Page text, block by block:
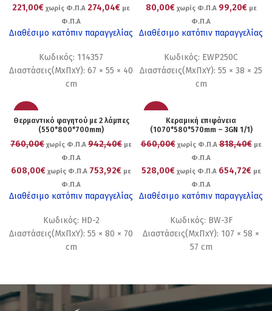
221,00€ χωρίς Φ.Π.Α 274,04€ με
Φ.Π.Α
Διαθέσιμο κατόπιν παραγγελίας
Κωδικός: 114357
Διαστάσεις(ΜxΠxΥ): 67 × 55 × 40
cm
80,00€ χωρίς Φ.Π.Α 99,20€ με
Φ.Π.Α
Διαθέσιμο κατόπιν παραγγελίας
Κωδικός: EWP250C
Διαστάσεις(ΜxΠxΥ): 55 × 38 × 25
cm
Θερμαντικό φαγητού με 2 λάμπες
(550*800*700mm)
760,00€ χωρίς Φ.Π.Α 942,40€ με
Φ.Π.Α
608,00€ χωρίς Φ.Π.Α 753,92€ με
Φ.Π.Α
Διαθέσιμο κατόπιν παραγγελίας
Κωδικός: HD-2
Διαστάσεις(ΜxΠxΥ): 55 × 80 × 70
cm
Κεραμική επιφάνεια
(1070*580*570mm – 3GN 1/1)
660,00€χωρίς Φ.Π.Α818,40€με
Φ.Π.Α
528,00€ χωρίς Φ.Π.Α 654,72€ με
Φ.Π.Α
Διαθέσιμο κατόπιν παραγγελίας
Κωδικός: BW-3F
Διαστάσεις(ΜxΠxΥ): 107 × 58 ×
57 cm